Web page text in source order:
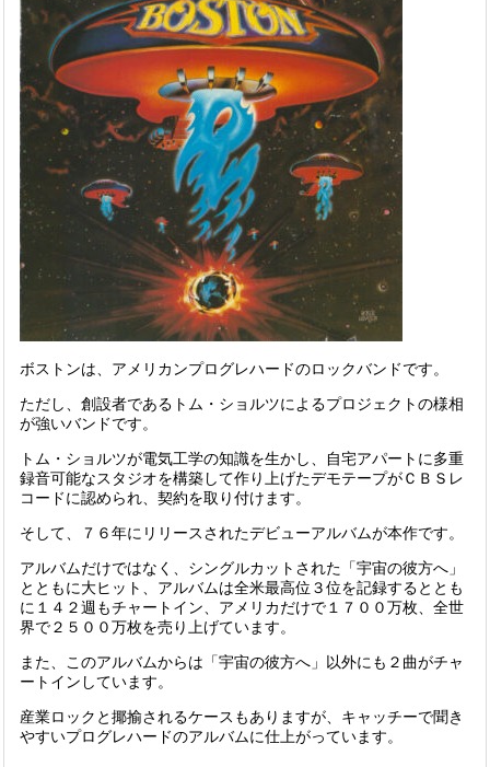
ボストンは、アメリカンプログレハードのロックバンドです。
ただし、創設者であるトム・ショルツによるプロジェクトの様相
が強いバンドです。
トム・ショルツが電気工学の知識を生かし、自宅アパートに多重
録音可能なスタジオを構築して作り上げたデモテープがＣＢＳ レ
コードに認められ、契約を取り付けます。
そして、７６年にリリースされたデビューアルバムが本作です。
アルバムだけではなく、シングルカットされた「宇宙の彼方へ」
とともに大ヒット、アルバムは全米最高位３位を記録するととも
に１４２週もチャートイン、アメリカだけで１７００万枚、全世
界で２５００万枚を売り上げています。
また、このアルバムからは「宇宙の彼方へ」以外にも２曲がチャ
ートインしています。
産業ロックと揶揄されるケースもありますが、キャッチーで聞き
やすいプログレハードのアルバムに仕上がっています。